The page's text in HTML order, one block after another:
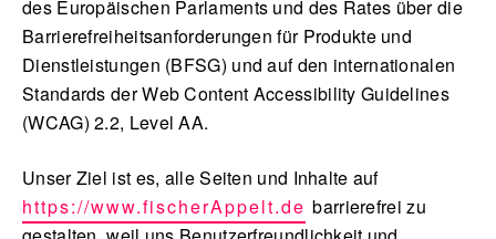
Erlebnispark
Blog
des Europäischen Parlaments und des Rates über die
Barrierefreiheitsanforderungen für Produkte und
Dienstleistungen (BFSG) und auf den internationalen
Standards der Web Content Accessibility Guidelines
(WCAG) 2.2, Level AA.
Unser Ziel ist es, alle Seiten und Inhalte auf
https://www.fischerAppelt.de barrierefrei zu